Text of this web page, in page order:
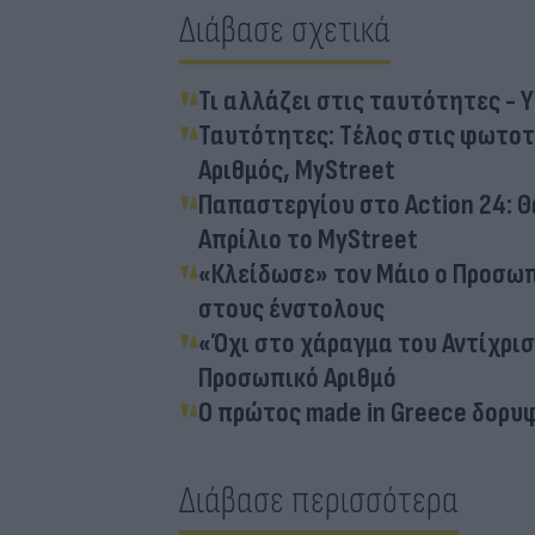
Διάβασε σχετικά
Τι αλλάζει στις ταυτότητες -
Ταυτότητες: Tέλος στις
Αριθμός, MyStreet
Παπαστεργίου στο Action 24:
Απρίλιο το MyStreet
«Κλείδωσε» τον Μάιο ο
στους ένστολους
«Όχι στο χάραγμα του
Προσωπικό Αριθμό
Ο πρώτος made in Greece
Διάβασε περισσότερα